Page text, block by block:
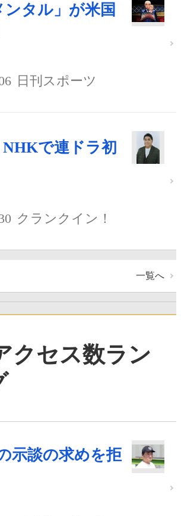
ンタル」が米国
日刊スポーツ
NHKで連ドラ初
クランクイン！
一覧へ
クセス数ラン
示談の求めを拒